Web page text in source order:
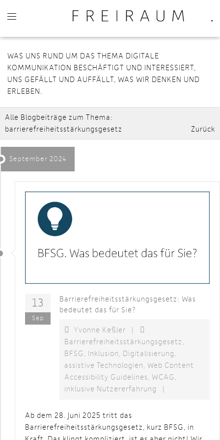
WAS UNS RUND UM DAS THEMA DIGITALE
KOMMUNIKATION BESCHÄFTIGT UND INTERESSIERT,
UNS GEFÄLLT UND AUFFÄLLT, WAS WIR DENKEN UND
ERLEBEN.
Alle Blogbeiträge zum Thema:
barrierefreiheitsstärkungsgesetz
Zurück
September 2024
13
Sep
Barrierefreiheitsstärkungsgesetz: Was
bedeutet das für Sie?
Yvonne Keßler
Barrierefreiheitsstärkungsgesetz
BFSG
Inklusion Digitalisierung
assistive Technologien
Web Content
Accessibility Guidelines
WCAG
inklusive Nutzererfahrung
Ab dem 28. Juni 2025 tritt das
Barrierefreiheitsstärkungsgesetz, kurz BFSG, in